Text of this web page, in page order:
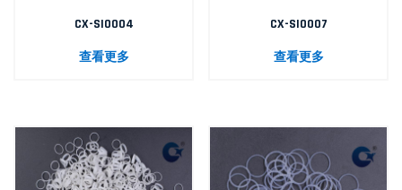
CX-SI0004
查看更多
CX-SI0007
查看更多